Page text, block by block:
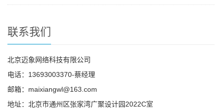
联系我们
北京迈象网络科技有限公司
电话：13693003370-蔡经理
邮箱：maixiangwl@163.com
地址：北京市通州区张家湾广聚设计园2022C室